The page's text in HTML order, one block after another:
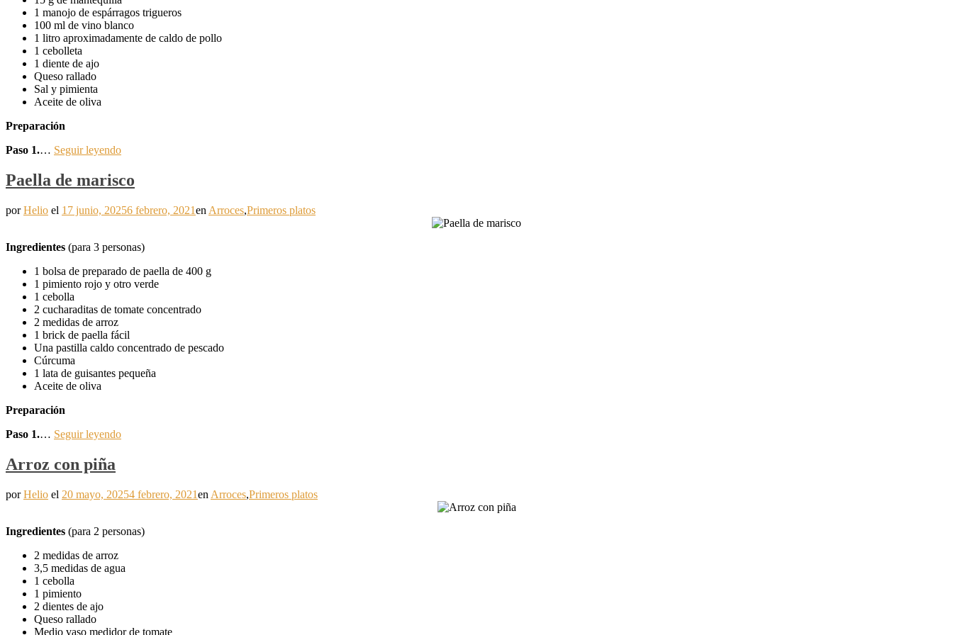
1 manojo de espárragos trigueros
100 ml de vino blanco
1 litro aproximadamente de caldo de pollo
1 cebolleta
1 diente de ajo
Queso rallado
Sal y pimienta
Aceite de oliva
Preparación
Paso 1.… Seguir leyendo
Paella de marisco
porHelio el 17 junio, 20256 febrero, 2021en Arroces,Primeros platos
Ingredientes (para 3 personas)
1 bolsa de preparado de paella de 400 g
1 pimiento rojo y otro verde
1 cebolla
2 cucharaditas de tomate concentrado
2 medidas de arroz
1 brick de paella fácil
Una pastilla caldo concentrado de pescado
Cúrcuma
1 lata de guisantes pequeña
Aceite de oliva
Preparación
Paso 1.… Seguir leyendo
Arroz con piña
porHelio el 20 mayo, 20254 febrero, 2021en Arroces,Primeros platos
Ingredientes (para 2 personas)
2 medidas de arroz
3,5 medidas de agua
1 cebolla
1 pimiento
2 dientes de ajo
Queso rallado
Medio vaso medidor de tomate